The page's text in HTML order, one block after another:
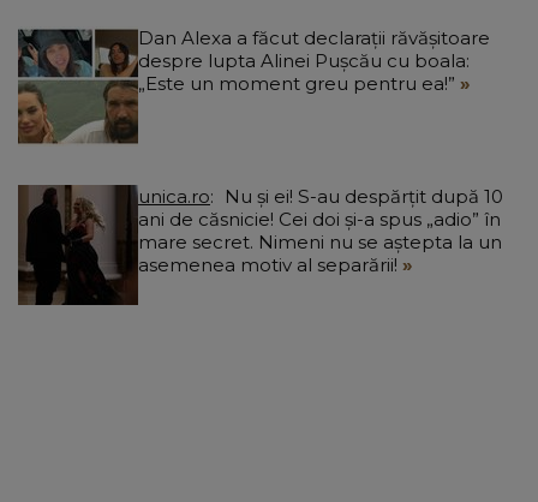
Dan Alexa a făcut declarații răvășitoare
despre lupta Alinei Pușcău cu boala:
„Este un moment greu pentru ea!”
unica.ro
ani de căsnicie! Cei doi și-a spus „adio” în
mare secret. Nimeni nu se aștepta la un
asemenea motiv al separării!